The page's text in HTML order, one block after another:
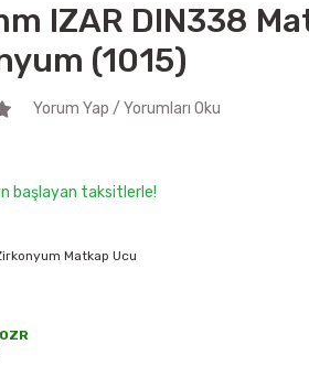
IZAR DIN338
(1015)
Yorum Yap / Yorumları Oku
başlayan taksitlerle!
Matkap Ucu